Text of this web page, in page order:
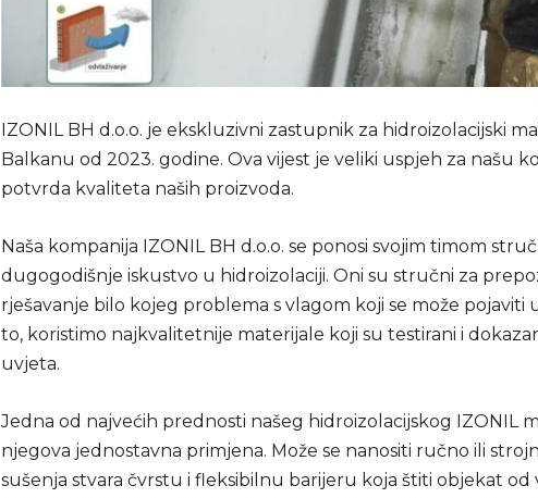
IZONIL BH d.o.o. je ekskluzivni zastupnik za hidroizolacijski
Balkanu od 2023. godine. Ova vijest je veliki uspjeh za našu
potvrda kvaliteta naših proizvoda.
Naša kompanija IZONIL BH d.o.o. se ponosi svojim timom
dugogodišnje iskustvo u hidroizolaciji. Oni su stručni za
rješavanje bilo kojeg problema s vlagom koji se može pojaviti
to, koristimo najkvalitetnije materijale koji su testirani i
uvjeta.
Jedna od najvećih prednosti našeg hidroizolacijskog IZONIL
njegova jednostavna primjena. Može se nanositi ručno ili
sušenja stvara čvrstu i fleksibilnu barijeru koja štiti objekat od